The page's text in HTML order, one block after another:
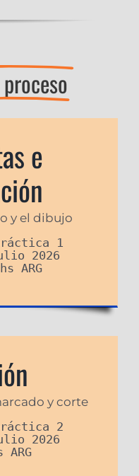
e
y el dibujo
1
2026
ARG
y corte
2
2026